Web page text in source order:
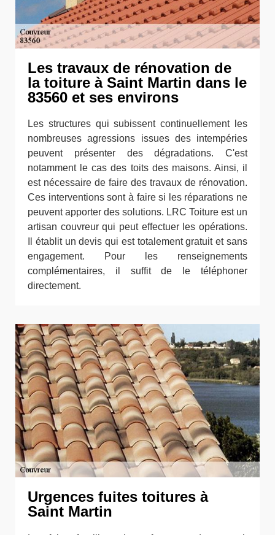
Les travaux de rénovation de
la toiture à Saint Martin dans le
83560 et ses environs
Les structures qui subissent continuellement les
nombreuses agressions issues des intempéries
peuvent présenter des dégradations. C'est
notamment le cas des toits des maisons. Ainsi, il
est nécessaire de faire des travaux de rénovation.
Ces interventions sont à faire si les réparations ne
peuvent apporter des solutions. LRC Toiture est un
artisan couvreur qui peut effectuer les opérations.
Il établit un devis qui est totalement gratuit et sans
engagement. Pour les renseignements
complémentaires, il suffit de le téléphoner
directement.
Urgences fuites toitures à
Saint Martin